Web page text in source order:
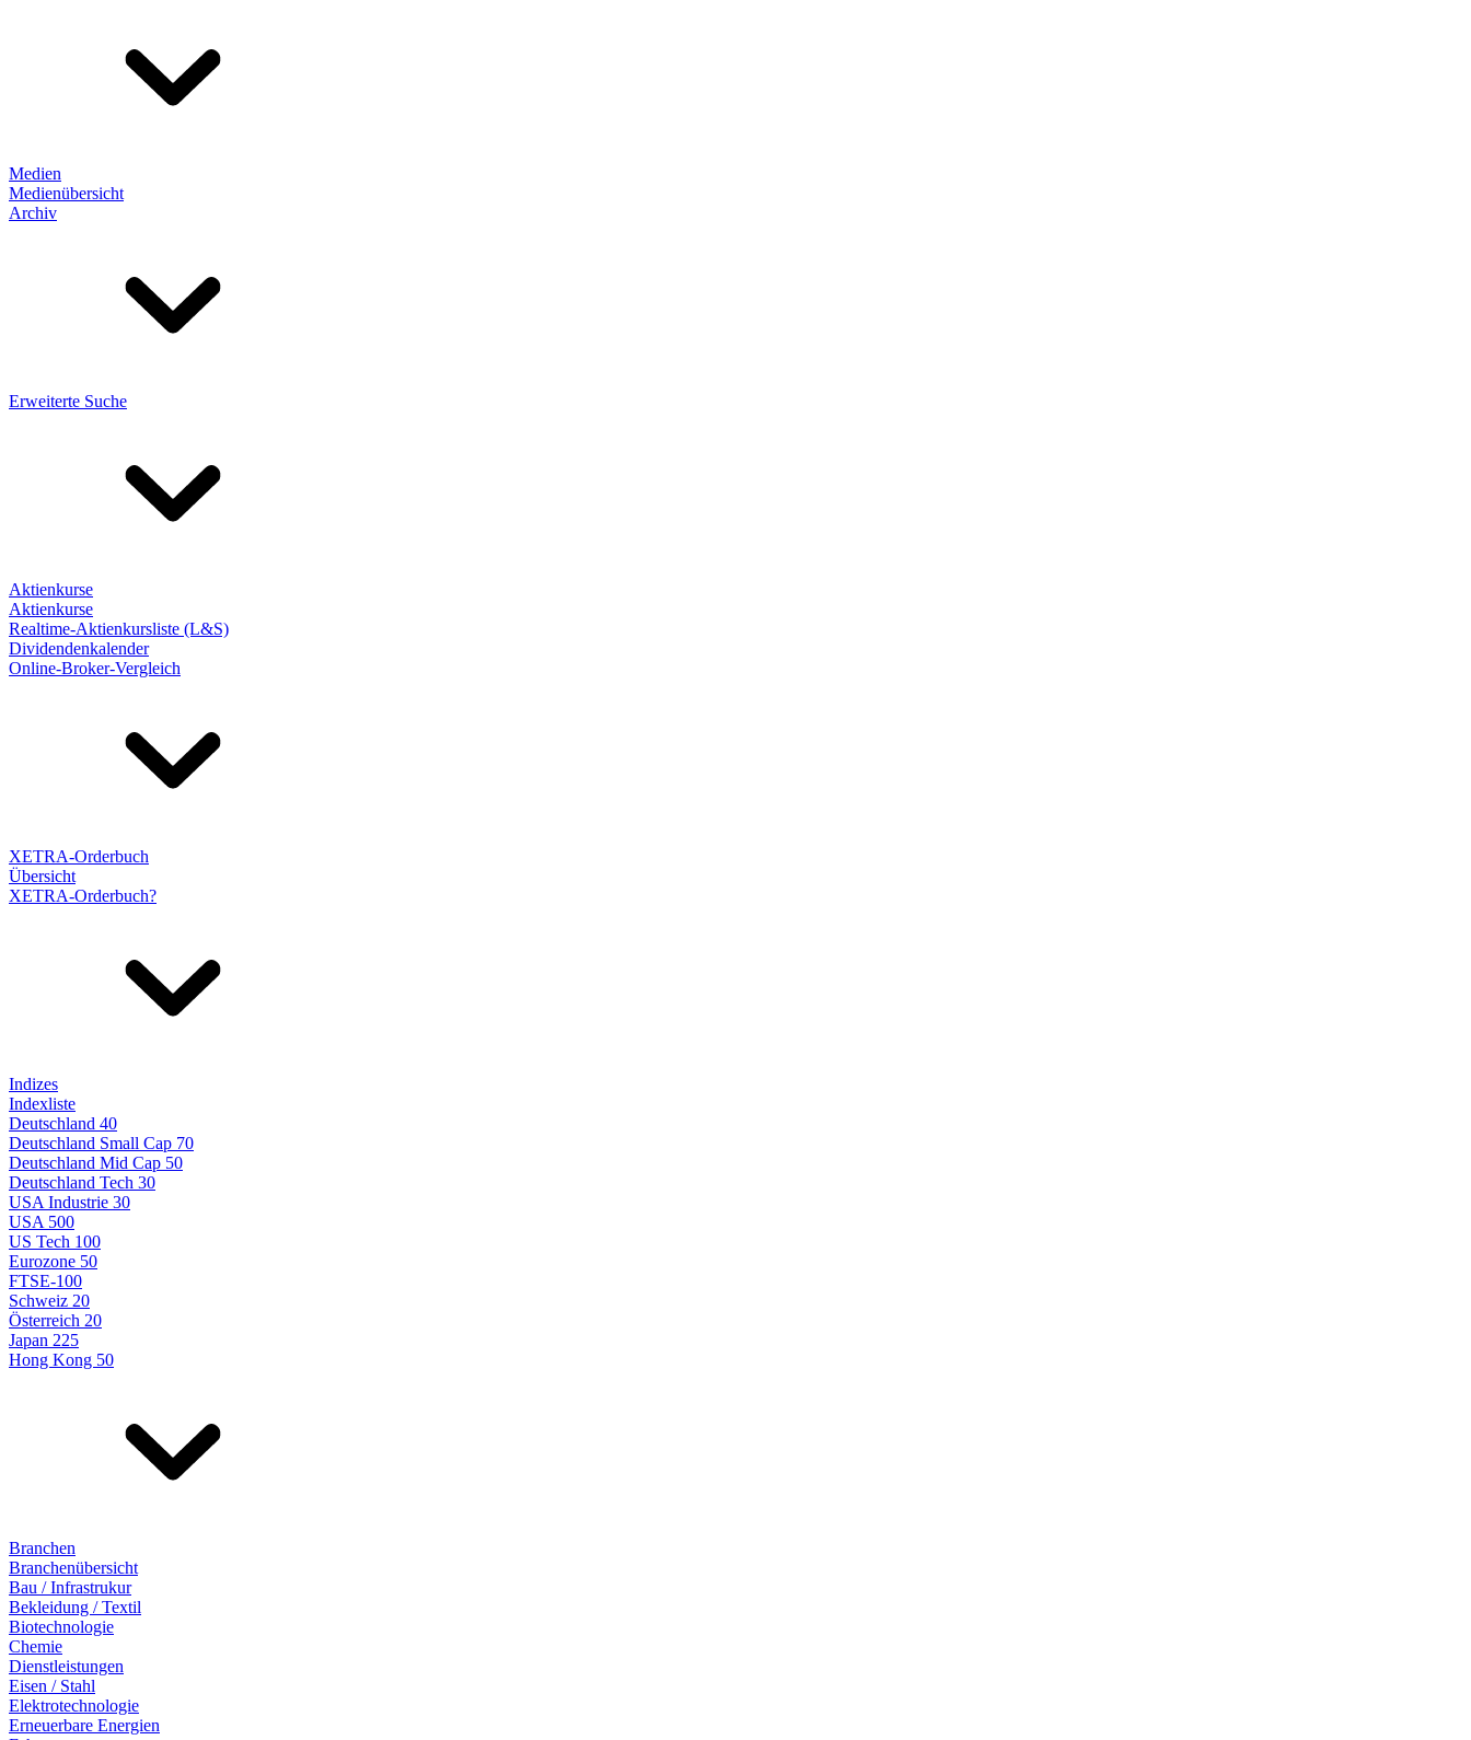
Medien
Medienübersicht
Archiv
Erweiterte Suche
Aktienkurse
Aktienkurse
Realtime-Aktienkursliste (L&S)
Dividendenkalender
Online-Broker-Vergleich
XETRA-Orderbuch
Übersicht
XETRA-Orderbuch?
Indizes
Indexliste
Deutschland 40
Deutschland Small Cap 70
Deutschland Mid Cap 50
Deutschland Tech 30
USA Industrie 30
USA 500
US Tech 100
Eurozone 50
FTSE-100
Schweiz 20
Österreich 20
Japan 225
Hong Kong 50
Branchen
Branchenübersicht
Bau / Infrastrukur
Bekleidung / Textil
Biotechnologie
Chemie
Dienstleistungen
Eisen / Stahl
Elektrotechnologie
Erneuerbare Energien